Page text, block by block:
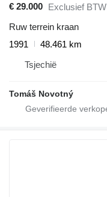
€ 29.000 Exclusief BTW
Ruw terrein kraan
1991
48.461 km
Tsjechië
Tomáš Novotný